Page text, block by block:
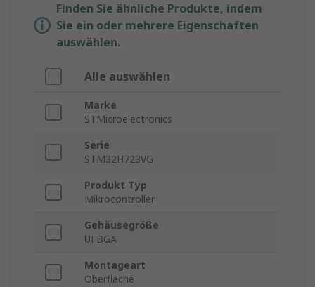
Finden Sie ähnliche Produkte, indem
Sie ein oder mehrere Eigenschaften
auswählen.
Alle auswählen
Marke
STMicroelectronics
Serie
STM32H723VG
Produkt Typ
Mikrocontroller
Gehäusegröße
UFBGA
Montageart
Oberfläche